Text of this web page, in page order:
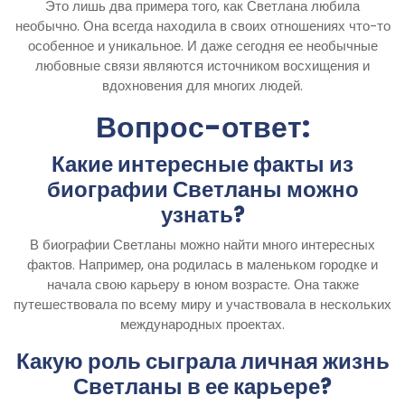
Это лишь два примера того, как Светлана любила
необычно. Она всегда находила в своих отношениях что-то
особенное и уникальное. И даже сегодня ее необычные
любовные связи являются источником восхищения и
вдохновения для многих людей.
Вопрос-ответ:
Какие интересные факты из
биографии Светланы можно
узнать?
В биографии Светланы можно найти много интересных
фактов. Например, она родилась в маленьком городке и
начала свою карьеру в юном возрасте. Она также
путешествовала по всему миру и участвовала в нескольких
международных проектах.
Какую роль сыграла личная жизнь
Светланы в ее карьере?